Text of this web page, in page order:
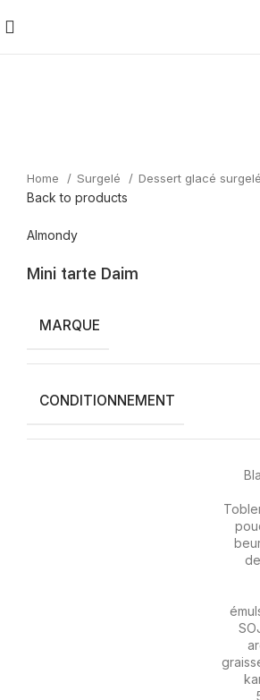
Home Surgelé Dessert glacé surgelé
Back to products
Almondy
Mini tarte Daim
MARQUE
CONDITIONNEMENT